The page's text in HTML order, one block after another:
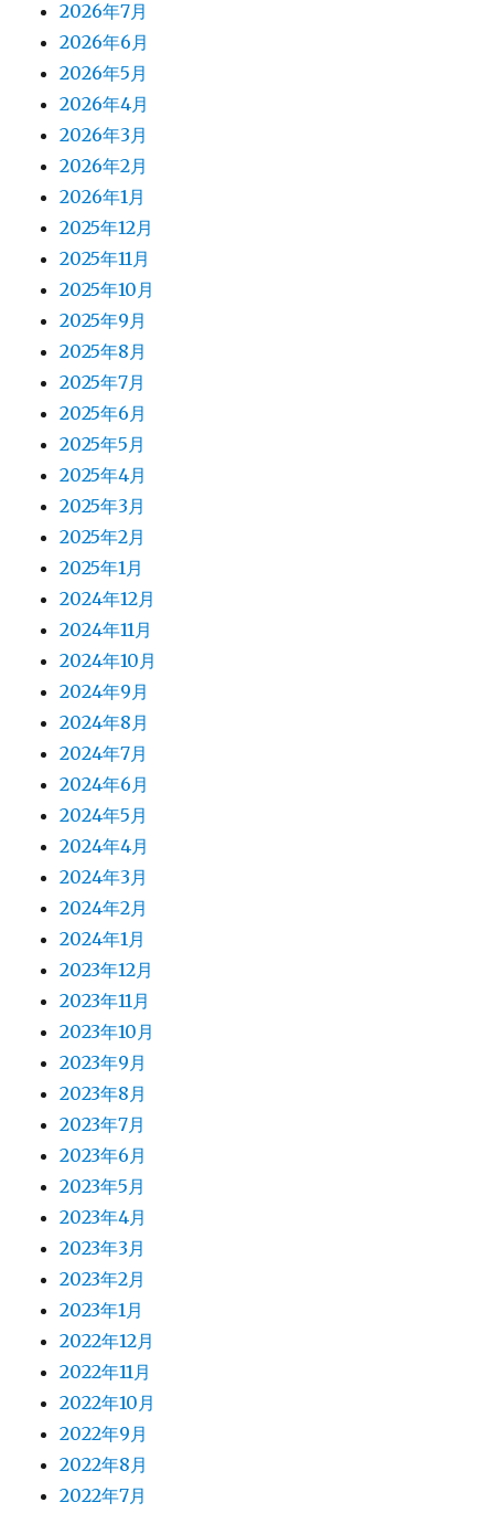
2026年7月
2026年6月
2026年5月
2026年4月
2026年3月
2026年2月
2026年1月
2025年12月
2025年11月
2025年10月
2025年9月
2025年8月
2025年7月
2025年6月
2025年5月
2025年4月
2025年3月
2025年2月
2025年1月
2024年12月
2024年11月
2024年10月
2024年9月
2024年8月
2024年7月
2024年6月
2024年5月
2024年4月
2024年3月
2024年2月
2024年1月
2023年12月
2023年11月
2023年10月
2023年9月
2023年8月
2023年7月
2023年6月
2023年5月
2023年4月
2023年3月
2023年2月
2023年1月
2022年12月
2022年11月
2022年10月
2022年9月
2022年8月
2022年7月